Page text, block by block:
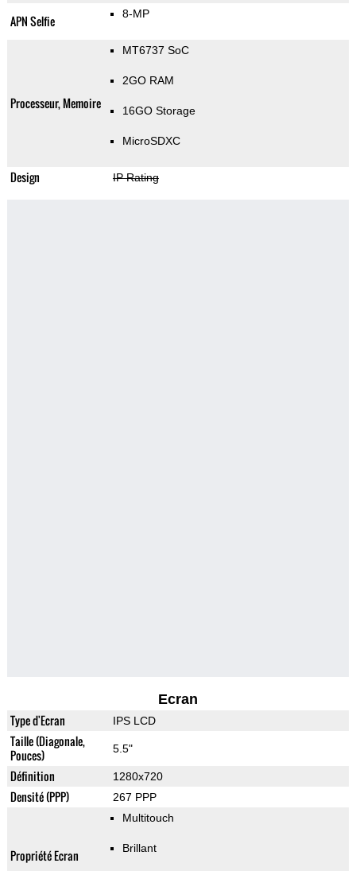
APN Selfie 8-MP
Processeur, Memoire
MT6737 SoC
2GO RAM
16GO Storage
MicroSDXC
Design IP Rating
Ecran
Type d'Ecran IPS LCD
Taille (Diagonale,
Pouces)
5.5"
Définition 1280x720
Densité (PPP) 267 PPP
Propriété Ecran
Multitouch
Brillant